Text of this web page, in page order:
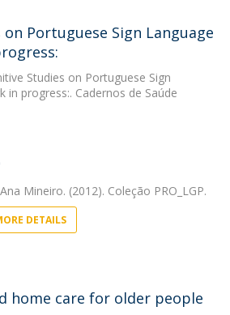
Portuguese Sign Language
Studies on Portuguese Sign
in progress:. Cadernos de Saúde
Mineiro. (2012). Coleção PRO_LGP.
DETAILS
home care for older people